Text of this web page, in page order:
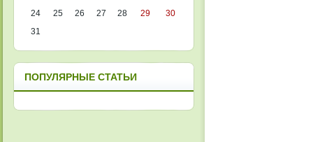
24
25 26 27 28 29
30
31
ПОПУЛЯРНЫЕ СТАТЬИ